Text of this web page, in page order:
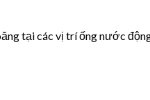
tại các vị trí ống nước